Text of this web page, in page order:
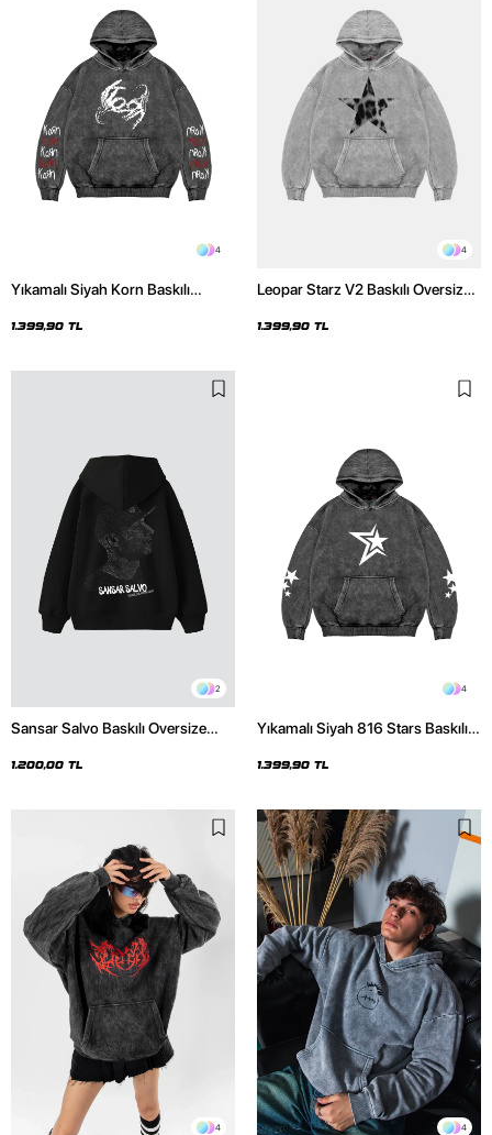
4
Yıkamalı Siyah Korn Baskılı
1.399,90 TL
4
Leopar Starz V2 Baskılı Oversize
Hoodie
1.399,90 TL
2
Sansar Salvo Baskılı Oversize
1.200,00 TL
4
Yıkamalı Siyah 816 Stars Baskılı
1.399,90 TL
4 4